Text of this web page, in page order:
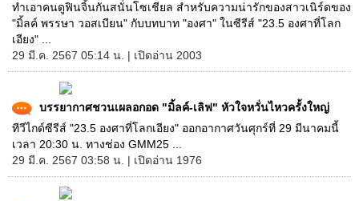
ทำเอาคนดูฟินจิ้นกันสนั่นโซเชียล สำหรับความน่ารักของสาวเนิร์ดของ
"มิ้ลค์ พรรษา วอสเบียน" กับบทบาท "องศา" ในซีรีส์ "23.5 องศาที่โลก
เอียง" ...
29 มี.ค. 2567 05:14 น. | เปิดอ่าน 2003
บรรยากาศชวนเผลอกอด "มิ้ลค์-เลิฟ" หัวใจหวั่นไหวครั้งใหญ่
ทีวีไกด์ซีรีส์ "23.5 องศาที่โลกเอียง" ออกอากาศวันศุกร์ที่ 29 มีนาคมนี้
เวลา 20:30 น. ทางช่อง GMM25 ...
29 มี.ค. 2567 03:58 น. | เปิดอ่าน 1976